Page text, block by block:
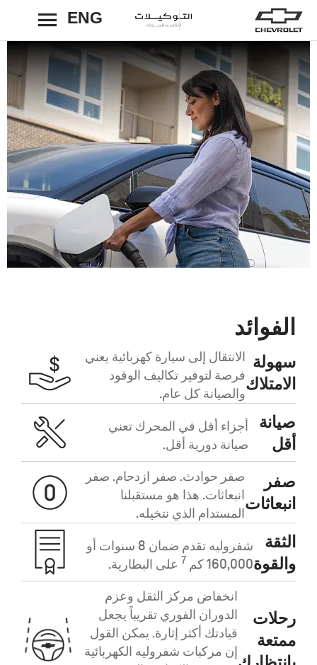
ENG رجوع
الفوائد
سهولة
الامتلاك
الانتقال إلى سيارة كهربائية يعني
فرصة لتوفير تكاليف الوقود
والصيانة كل عام.
صيانة
أقل
أجزاء أقل في المحرك تعني
صيانة دورية أقل.
صفر
انبعاثات
صفر حوادث. صفر ازدحام. صفر
انبعاثات. هذا هو مستقبلنا
المستدام الذي نتخيله.
الثقة
والقوة
شفروليه تقدم ضمان 8 سنوات أو
160,000 كم
7 على البطارية.
رحلات
ممتعة
انخفاض مركز الثقل وعزم
الدوران الفوري تقريباً يجعل
قيادتك أكثر إثارة. يمكن القول
إن مركبات شفروليه الكهربائية